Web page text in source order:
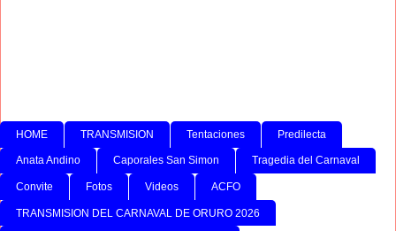
HOME TRANSMISION Tentaciones Predilecta
Anata Andino Caporales San Simon Tragedia del Carnaval
Convite Fotos Videos ACFO
TRANSMISION DEL CARNAVAL DE ORURO 2026